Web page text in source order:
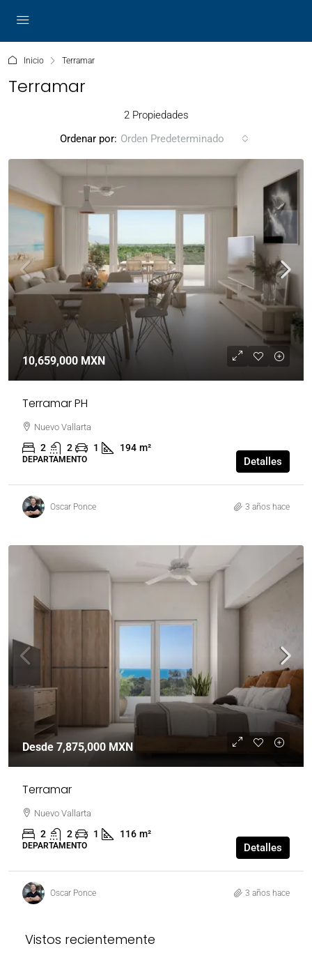
Inicio Terramar
Terramar
2 Propiedades
Ordenar por: Orden Predeterminado
10,659,000 MXN
Terramar PH
Nuevo Vallarta
2 2 1 194 m²
DEPARTAMENTO Detalles
Oscar Ponce 3 años hace
Desde 7,875,000 MXN
Terramar
Nuevo Vallarta
2 2 1 116 m²
DEPARTAMENTO Detalles
Oscar Ponce 3 años hace
Vistos recientemente